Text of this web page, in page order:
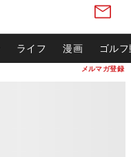
メルマガ登録
ライフ 漫画 ゴル